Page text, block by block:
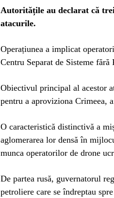
Autoritățile au declarat că
atacurile.
Operațiunea a implicat
Centru Separat de Sisteme
Obiectivul principal al acestor
pentru a aproviziona Crimeea,
O caracteristică distinctivă a
aglomerarea lor densă în
munca operatorilor de drone
De partea rusă, guvernatorul
petroliere care se îndreptau